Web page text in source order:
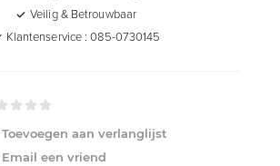
Veilig & Betrouwbaar
Klantenservice : 085-0730145
Toevoegen aan verlanglijst
Email een vriend